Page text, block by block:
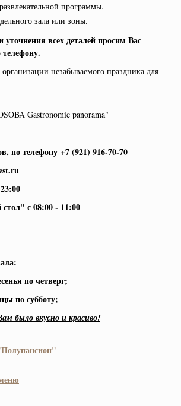
программы.
зала или зоны.
всех деталей просим Вас
незабываемого праздника для
Gastronomic panorama"
по телефону +7 (921) 916-70-70
с 08:00 - 11:00
по четверг;
по субботу;
было вкусно и красиво!